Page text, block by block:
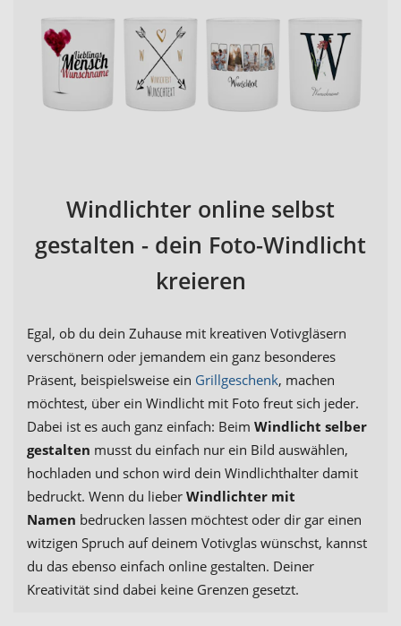
Windlichter online selbst
gestalten - dein Foto-Windlicht
kreieren
Egal, ob du dein Zuhause mit kreativen Votivgläsern
verschönern oder jemandem ein ganz besonderes
Präsent, beispielsweise ein Grillgeschenk, machen
möchtest, über ein Windlicht mit Foto freut sich jeder.
Dabei ist es auch ganz einfach: Beim Windlicht selber
gestalten musst du einfach nur ein Bild auswählen,
hochladen und schon wird dein Windlichthalter damit
bedruckt. Wenn du lieber Windlichter mit
Namen bedrucken lassen möchtest oder dir gar einen
witzigen Spruch auf deinem Votivglas wünschst, kannst
du das ebenso einfach online gestalten. Deiner
Kreativität sind dabei keine Grenzen gesetzt.